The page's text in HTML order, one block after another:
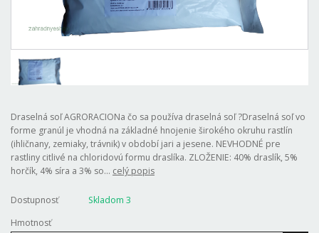
Draselná soľ AGRORACIONa čo sa používa draselná soľ ?Draselná soľ vo
forme granúl je vhodná na základné hnojenie širokého okruhu rastlín
(ihličnany, zemiaky, trávnik) v období jari a jesene. NEVHODNÉ pre
rastliny citlivé na chloridovú formu draslíka. ZLOŽENIE: 40% draslík, 5%
horčík, 4% síra a 3% so... celý popis
Dostupnosť
Skladom 3
Hmotnosť